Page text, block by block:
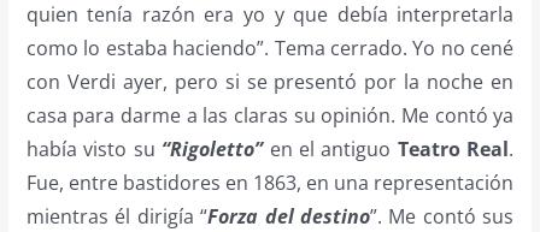
quien tenía razón era yo y que debía interpretarla
como lo estaba haciendo”. Tema cerrado. Yo no cené
con Verdi ayer, pero si se presentó por la noche en
casa para darme a las claras su opinión. Me contó ya
había visto su “Rigoletto”en el antiguo Teatro Real.
Fue, entre bastidores en 1863, en una representación
mientras él dirigía “Forza del destino”. Me contó sus